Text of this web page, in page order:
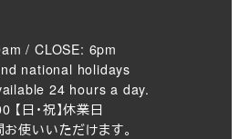
/ CLOSE: 6pm
national holidays
24 hours a day.
【日・祝】休業日
使いいただけます。